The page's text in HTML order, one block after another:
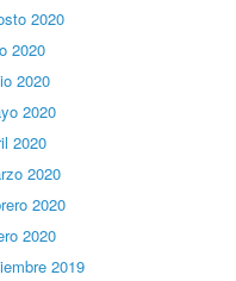
2020
2020
2020
2020
2020
2020
2020
2020
2019